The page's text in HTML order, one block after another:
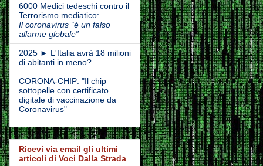
6000 Medici tedeschi contro il
Terrorismo mediatico:
Il coronavirus “è un falso
allarme globale”
2025 ► L'Italia avrà 18 milioni
di abitanti in meno?
CORONA-CHIP: "Il chip
sottopelle con certificato
digitale di vaccinazione da
Coronavirus"
Ricevi via email gli ultimi
articoli di Voci Dalla Strada